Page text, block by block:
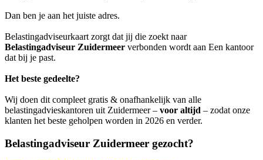
Dan ben je aan het juiste adres.
Belastingadviseurkaart zorgt dat jij die zoekt naar
Belastingadviseur Zuidermeer verbonden wordt aan Een kantoor
dat bij je past.
Het beste gedeelte?
Wij doen dit compleet gratis & onafhankelijk van alle
belastingadvieskantoren uit Zuidermeer – voor altijd – zodat onze
klanten het beste geholpen worden in 2026 en verder.
Belastingadviseur Zuidermeer gezocht?